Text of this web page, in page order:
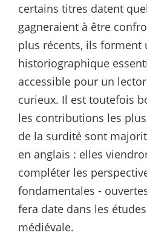
certains titres datent
gagneraient à être
plus récents, ils forment
historiographique
accessible pour un
curieux. Il est toutefois
les contributions les
de la surdité sont
en anglais : elles
compléter les
fondamentales -
fera date dans les
médiévale.